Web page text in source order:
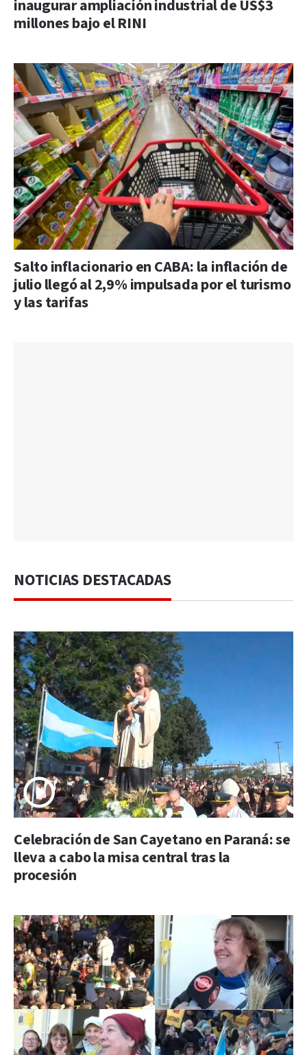
inaugurar ampliación industrial de US$3
millones bajo el RINI
Salto inflacionario en CABA: la inflación de
julio llegó al 2,9% impulsada por el turismo
y las tarifas
NOTICIAS DESTACADAS
Celebración de San Cayetano en Paraná: se
lleva a cabo la misa central tras la
procesión